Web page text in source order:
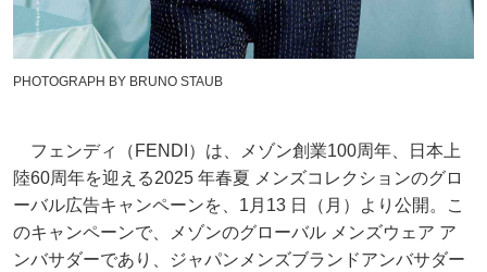
PHOTOGRAPH BY BRUNO STAUB
フェンディ（FENDI）は、メゾン創業100周年、日本上
陸60周年を迎える2025 年春夏 メンズコレクションのグロ
ーバル広告キャンペーンを、1月13 日（月）より公開。こ
のキャンペーンで、メゾンのグローバル メンズウェア ア
ンバサダーであり、ジャパンメンズブランドアンバサダー